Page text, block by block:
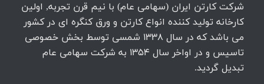
شرکت کارتن ایران (سهامی عام) با نیم قرن تجربه, اولین
کارخانه تولید کننده انواع کارتن و ورق کنگره ای در کشور
می باشد که در سال 1338 شمسی توسط بخش خصوصی
تاسیس و در اواخر سال 1354 به شرکت سهامی عام
تبدیل گردید.